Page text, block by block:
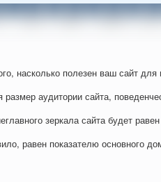
насколько полезен ваш сайт
аудитории сайта,
зеркала сайта будет
равен показателю основного